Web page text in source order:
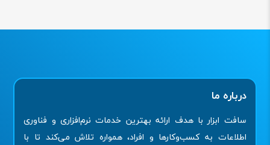
درباره ما
سافت ابزار با هدف ارائه بهترین خدمات نرم‌افزاری و فناوری
اطلاعات به کسب‌وکارها و افراد، همواره تلاش می‌کند تا با